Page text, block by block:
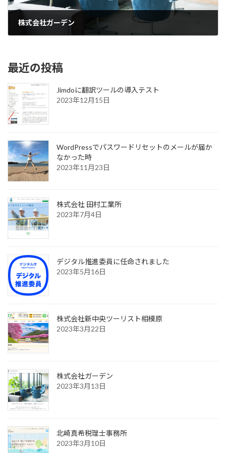
株式会社ガーデン
最近の投稿
Jimdoに翻訳ツールの導入テスト
2023年12月15日
WordPressでパスワードリセットのメールが届か
なかった時
2023年11月23日
株式会社 田村工業所
2023年7月4日
デジタル推進委員に任命されました
2023年5月16日
株式会社新中央ツーリスト相模原
2023年3月22日
株式会社ガーデン
2023年3月13日
北崎真希税理士事務所
2023年3月10日